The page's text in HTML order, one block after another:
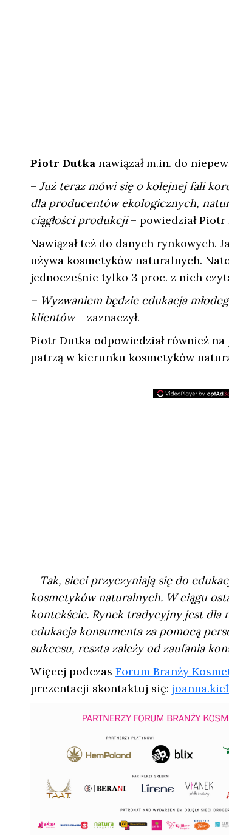
Piotr Dutka nawiązał m.in. do
– Już teraz mówi się o kolejnej fali
dla producentów ekologicznych,
ciągłości produkcji– powiedział Piotr
Nawiązał też do danych rynkowych.
używa kosmetyków naturalnych.
jednocześnie tylko 3 proc. z nich
– Wyzwaniem będzie edukacja
klientów– zaznaczył.
Piotr Dutka odpowiedział również
patrzą w kierunku kosmetyków
– Tak, sieci przyczyniają się do
kosmetyków naturalnych. W ciągu
kontekście. Rynek tradycyjny jest dla
edukacja konsumenta za pomocą
sukcesu, reszta zależy od zaufania
Więcej podczas Forum Branży
prezentacji skontaktuj się: